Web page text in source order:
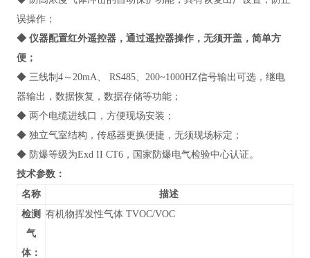
误操作；
◆ 仪器配置红外遥控器，通过遥控器操作，无须开盖，简单方
便；
◆ 三线制4～20mA、 RS485、200~1000HZ信号输出可选，继电
器输出，数据恢复，数据存储等功能；
◆ 两个电缆进线口，方便现场安装；
◆ 独立气室结构，传感器更换便捷，无须现场标定；
◆ 防爆等级为Exd II CT6，国家防爆电气检验中心认证。
技术参数：
名称
描述
检测
气
体：
有机物挥发性气体 TVOC/VOC